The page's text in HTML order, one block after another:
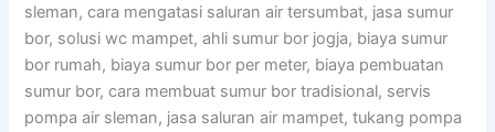
sleman, cara mengatasi saluran air tersumbat, jasa sumur
bor, solusi wc mampet, ahli sumur bor jogja, biaya sumur
bor rumah, biaya sumur bor per meter, biaya pembuatan
sumur bor, cara membuat sumur bor tradisional, servis
pompa air sleman, jasa saluran air mampet, tukang pompa